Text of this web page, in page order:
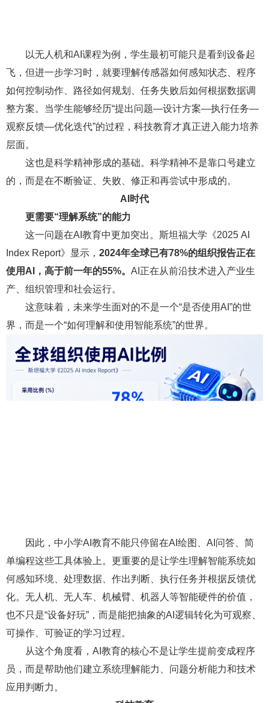
以无人机和AI课程为例，学生最初可能只是看到设备起
飞，但进一步学习时，就要理解传感器如何感知状态、程序
如何控制动作、路径如何规划、任务失败后如何根据数据调
整方案。当学生能够经历“提出问题—设计方案—执行任务—
观察反馈—优化迭代”的过程，科技教育才真正进入能力培养
层面。
这也是科学精神形成的基础。科学精神不是靠口号建立
的，而是在不断验证、失败、修正和再尝试中形成的。
AI时代
更需要“理解系统”的能力
这一问题在AI教育中更加突出。斯坦福大学《2025 AI
Index Report》显示， 2024年全球已有78%的组织报告正在
使用AI，高于前一年的55%。 AI正在从前沿技术进入产业生
产、组织管理和社会运行。
这意味着，未来学生面对的不是一个“是否使用AI”的世
界，而是一个“如何理解和使用智能系统”的世界。
因此，中小学AI教育不能只停留在AI绘图、AI问答、简
单编程这些工具体验上。更重要的是让学生理解智能系统如
何感知环境、处理数据、作出判断、执行任务并根据反馈优
化。无人机、无人车、机械臂、机器人等智能硬件的价值，
也不只是“设备好玩”，而是能把抽象的AI逻辑转化为可观察、
可操作、可验证的学习过程。
从这个角度看，AI教育的核心不是让学生提前变成程序
员，而是帮助他们建立系统理解能力、问题分析能力和技术
应用判断力。